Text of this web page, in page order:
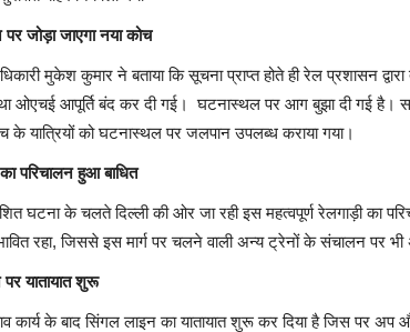
जोड़ा जाएगा नया कोच
मुकेश कुमार ने बताया कि सूचना प्राप्त होते ही रेल प्रशासन
ओएचई आपूर्ति बंद कर दी गई। घटनास्थल पर आग बुझा दी गई है।
के यात्रियों को घटनास्थल पर जलपान उपलब्ध कराया गया।
परिचालन हुआ बाधित
घटना के चलते दिल्ली की ओर जा रही इस महत्वपूर्ण रेलगाड़ी
रहा, जिससे इस मार्ग पर चलने वाली अन्य ट्रेनों के संचालन पर
यातायात शुरू
कार्य के बाद सिंगल लाइन का यातायात शुरू कर दिया है जिस पर अप